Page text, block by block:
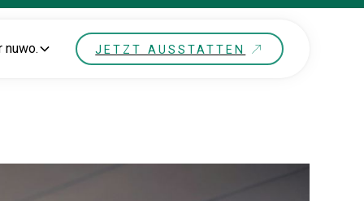
nuwo. JETZT AUSSTATTEN